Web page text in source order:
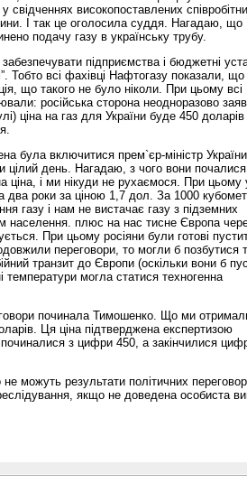
свідченнях високопоставлених
І так це оголосила суддя. Нагадаю, що
подачу газу в українську трубу.
підприємства і бюджетні
Тобто всі фахівці Нафтогазу показали, що
що такого не було ніколи. При цьому всі
російська сторона неодноразово
ціна на газ для України буде 450 доларів
була включитися прем`єр-міністр
цілий день. Нагадаю, з чого вони почалися.
ціна, і ми нікуди не рухаємося. При цьому
два роки за ціною 1,7 дол. За 1000
газу і нам не вистачає газу з підземних
населення. плюс на нас тисне Європа
При цьому росіяни були готові
переговори, то могли б позбутися
транзит до Європи (оскільки вони б
температури могла статися техногенна
починала Тимошенко. Що ми
Ця ціна підтверджена експертизою
починалися з цифри 450, а закінчилися
можуть результати політичних
якщо не доведена особиста